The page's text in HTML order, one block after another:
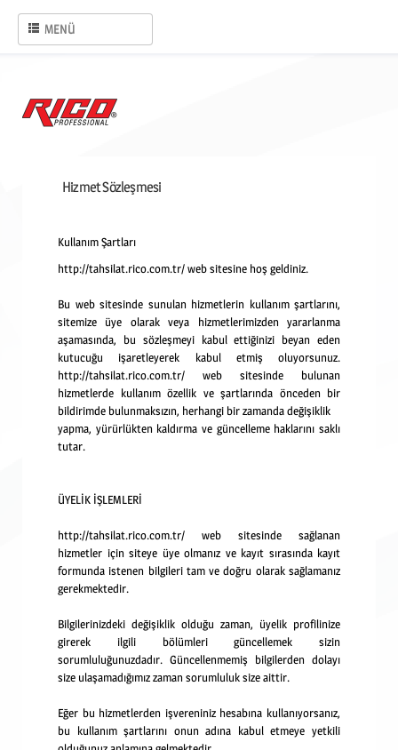
MENÜ
Hizmet Sözleşmesi
Kullanım Şartları
http://tahsilat.rico.com.tr/ web sitesine hoş geldiniz.
Bu web sitesinde sunulan hizmetlerin kullanım şartlarını,
sitemize üye olarak veya hizmetlerimizden yararlanma
aşamasında, bu sözleşmeyi kabul ettiğinizi beyan eden
kutucuğu işaretleyerek kabul etmiş oluyorsunuz.
http://tahsilat.rico.com.tr/ web sitesinde bulunan
hizmetlerde kullanım özellik ve şartlarında önceden bir
bildirimde bulunmaksızın, herhangi bir zamanda değişiklik
yapma, yürürlükten kaldırma ve güncelleme haklarını saklı
tutar.
ÜYELİK İŞLEMLERİ
http://tahsilat.rico.com.tr/ web sitesinde sağlanan
hizmetler için siteye üye olmanız ve kayıt sırasında kayıt
formunda istenen bilgileri tam ve doğru olarak sağlamanız
gerekmektedir.
Bilgilerinizdeki değişiklik olduğu zaman, üyelik profilinize
girerek ilgili bölümlerigüncellemek sizin
sorumluluğunuzdadır. Güncellenmemiş bilgilerden dolayı
size ulaşamadığımız zaman sorumluluk size aittir.
Eğer bu hizmetlerden işvereniniz hesabına kullanıyorsanız,
bu kullanım şartlarını onun adına kabul etmeye yetkili